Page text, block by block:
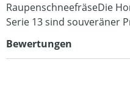
RaupenschneefräseDie
Serie 13 sind souveräner
Bewertungen